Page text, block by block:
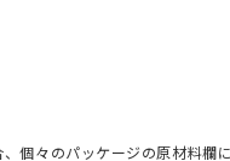
々のパッケージの原材料欄に